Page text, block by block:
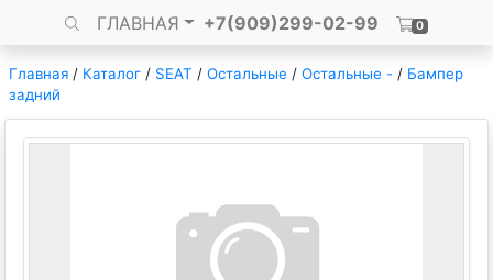
ГЛАВНАЯ +7(909)299-02-99 0
Главная / Каталог / SEAT / Остальные / Остальные - / Бампер
задний